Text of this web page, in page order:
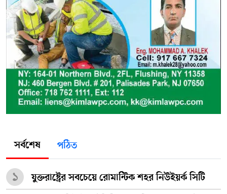
সর্বশেষ পঠিত
১ যুক্তরাষ্ট্রের সবচেয়ে রোমান্টিক শহর নিউইয়র্ক সিটি